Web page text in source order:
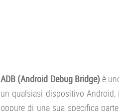
ADB (Android Debug Bridge)è
un qualsiasi dispositivo
oppure di una sua specifica